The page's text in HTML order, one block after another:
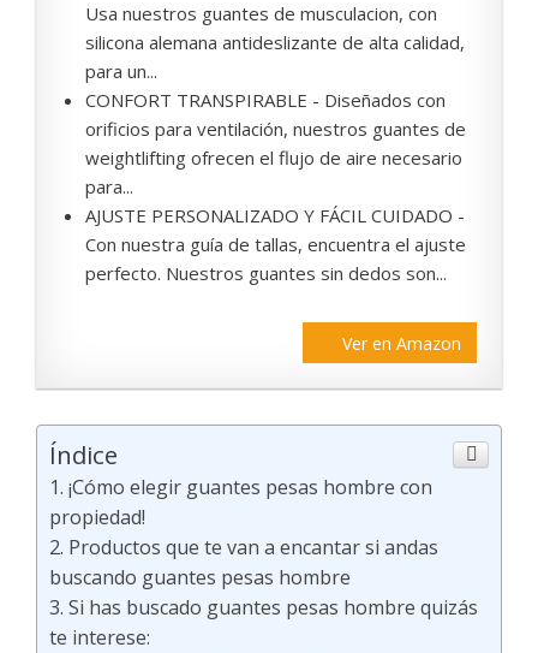
Usa nuestros guantes de musculacion, con
silicona alemana antideslizante de alta calidad,
para un...
CONFORT TRANSPIRABLE - Diseñados con
orificios para ventilación, nuestros guantes de
weightlifting ofrecen el flujo de aire necesario
para...
AJUSTE PERSONALIZADO Y FÁCIL CUIDADO -
Con nuestra guía de tallas, encuentra el ajuste
perfecto. Nuestros guantes sin dedos son...
Ver en Amazon
Índice
¡Cómo elegir guantes pesas hombre con
propiedad!
Productos que te van a encantar si andas
buscando guantes pesas hombre
Si has buscado guantes pesas hombre quizás
te interese: